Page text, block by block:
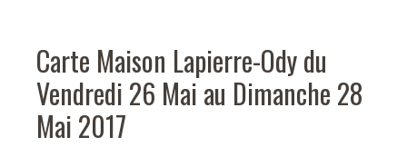
Carte Maison Lapierre-Ody du
Vendredi 26 Mai au Dimanche 28
Mai 2017